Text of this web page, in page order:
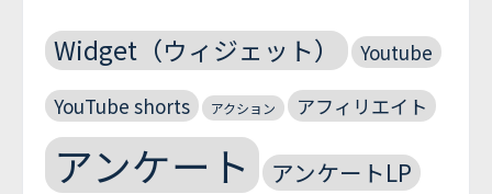
Widget（ウィジェット）
Youtube
YouTube shorts
アクション アフィリエイト
アンケート アンケートLP